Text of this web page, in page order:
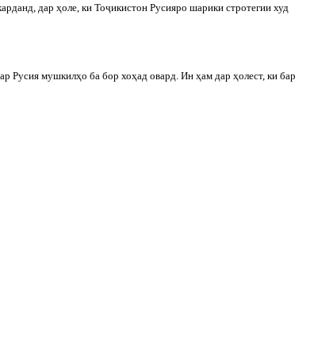
дар ҳоле, ки Тоҷикистон Русияро шарики стротегии худ
Русия мушкилҳо ба бор хоҳад овард. Ин ҳам дар ҳолест, ки бар